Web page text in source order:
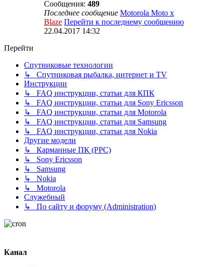
Сообщения: 489
Последнее сообщение Motorola Moto x
Blaze Перейти к последнему сообщению
22.04.2017 14:32
Перейти
Спутниковые технологии
↳ Спутниковая рыбалка, интернет и TV
Инструкции
↳ FAQ инструкции, статьи для КПК
↳ FAQ инструкции, статьи для Sony Ericsson
↳ FAQ инструкции, статьи для Motorola
↳ FAQ инструкции, статьи для Samsung
↳ FAQ инструкции, статьи для Nokia
Другие модели
↳ Карманные ПК (PPC)
↳ Sony Ericsson
↳ Samsung
↳ Nokia
↳ Motorola
Служебный
↳ По сайту и форуму (Administration)
Канал